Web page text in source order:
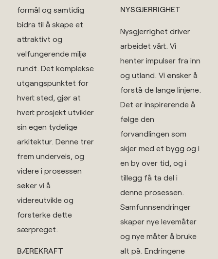
formål og samtidig
bidra til å skape et
attraktivt og
velfungerende miljø
rundt. Det komplekse
utgangspunktet for
hvert sted, gjør at
hvert prosjekt utvikler
sin egen tydelige
arkitektur. Denne trer
frem underveis, og
videre i prosessen
søker vi å
videreutvikle og
forsterke dette
særpreget.
BÆREKRAFT
NYSGJERRIGHET
Nysgjerrighet driver
arbeidet vårt. Vi
henter impulser fra inn
og utland. Vi ønsker å
forstå de lange linjene.
Det er inspirerende å
følge den
forvandlingen som
skjer med et bygg og i
en by over tid, og i
tillegg få ta del i
denne prosessen.
Samfunnsendringer
skaper nye levemåter
og nye måter å bruke
alt på. Endringene